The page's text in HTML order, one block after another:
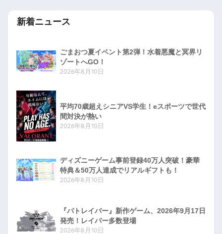
新着ニュース
ごまおつ夏イベント第2弾！水着悪魔と冥界リ
ゾートへGO！
2026年8月10日
平均70歳超えシニアVS学生！eスポーツで世代
間対決が熱い
2026年8月10日
ディズニーゲーム事前登録40万人突破！豪華
特典＆50万人達成でリアルギフトも！
2026年8月10日
『パトレイバー』新作ゲーム、2026年9月17日
発売！レイバー多数登場
2026年8月10日